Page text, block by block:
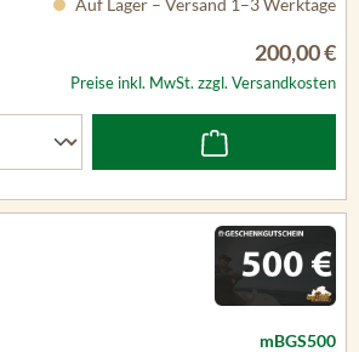
Auf Lager – Versand 1–3 Werktage
200,00 €
Preise inkl. MwSt. zzgl. Versandkosten
mBGS500